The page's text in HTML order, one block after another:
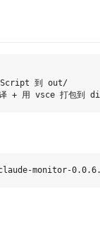
到 out/